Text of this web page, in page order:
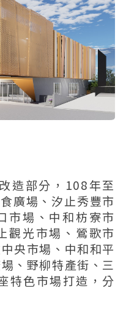
造部分，108年至
廣場、汐止秀豐市
市場、中和枋寮市
觀光市場、鶯歌市
央市場、中和和平
、野柳特產街、三
特色市場打造，分